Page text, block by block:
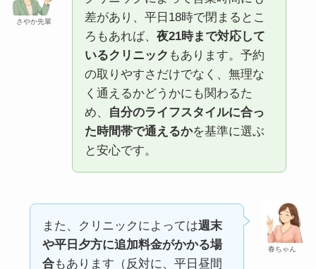
さやか先輩
差があり、平日18時で閉まるとこ
ろもあれば、 夜21時まで対応して
いるクリニック もあります。予約
の取りやすさだけでなく、無理な
く通えるかどうかにも関わるた
め、
自分のライフスタイルに合っ
た時間帯で通えるかを基準に選ぶ
と安心です。
春ちゃん
また、クリニックによっては週末
や平日夕方に追加料金がかかる場
合もあります（反対に、平日昼間